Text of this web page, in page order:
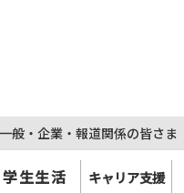
一般・企業・報道関係の皆さま
学生生活 キャリア支援